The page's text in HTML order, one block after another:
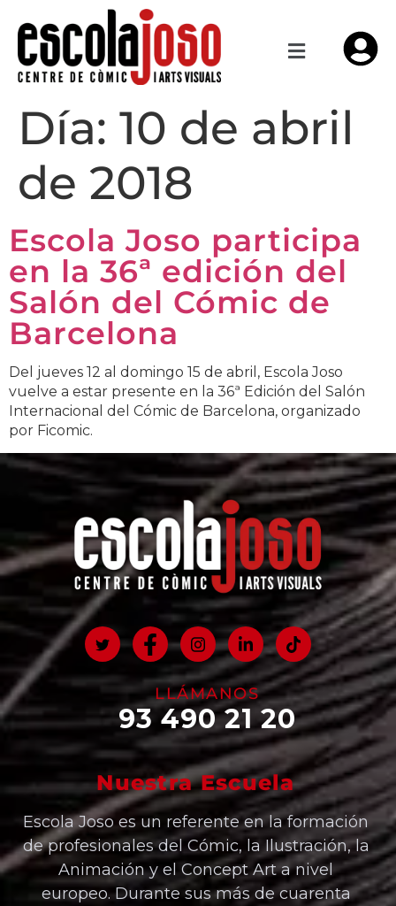
Día: 10 de abril
de 2018
Escola Joso participa
en la 36ª edición del
Salón del Cómic de
Barcelona
Del jueves 12 al domingo 15 de abril, Escola Joso
vuelve a estar presente en la 36ª Edición del Salón
Internacional del Cómic de Barcelona, organizado
por Ficomic.
LLÁMANOS
93 490 21 20
Nuestra Escuela
Escola Joso es un referente en la formación
de profesionales del Cómic, la Ilustración, la
Animación y el Concept Art a nivel
europeo. Durante sus más de cuarenta